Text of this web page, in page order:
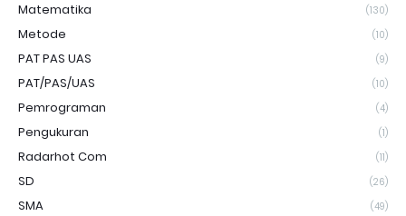
Matematika (130)
Metode (10)
PAT PAS UAS (9)
PAT/PAS/UAS (10)
Pemrograman (4)
Pengukuran (1)
Radarhot Com (11)
SD (26)
SMA (49)